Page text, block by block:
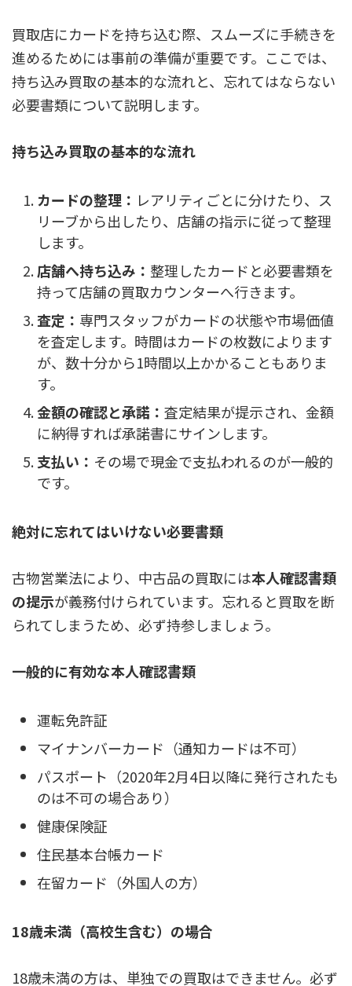
買取店にカードを持ち込む際、スムーズに手続きを
進めるためには事前の準備が重要です。ここでは、
持ち込み買取の基本的な流れと、忘れてはならない
必要書類について説明します。
持ち込み買取の基本的な流れ
カードの整理： レアリティごとに分けたり、ス
リーブから出したり、店舗の指示に従って整理
します。
店舗へ持ち込み： 整理したカードと必要書類を
持って店舗の買取カウンターへ行きます。
査定： 専門スタッフがカードの状態や市場価値
を査定します。時間はカードの枚数によります
が、数十分から1時間以上かかることもありま
す。
金額の確認と承諾： 査定結果が提示され、金額
に納得すれば承諾書にサインします。
支払い： その場で現金で支払われるのが一般的
です。
絶対に忘れてはいけない必要書類
古物営業法により、中古品の買取には本人確認書類
の提示が義務付けられています。忘れると買取を断
られてしまうため、必ず持参しましょう。
一般的に有効な本人確認書類
運転免許証
マイナンバーカード（通知カードは不可）
パスポート（2020年2月4日以降に発行されたも
のは不可の場合あり）
健康保険証
住民基本台帳カード
在留カード（外国人の方）
18歳未満（高校生含む）の場合
18歳未満の方は、単独での買取はできません。 必ず